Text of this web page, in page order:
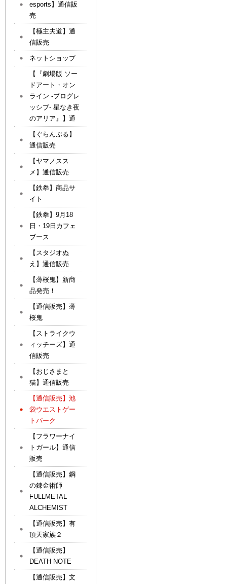
esports】通信販
売
【極主夫道】通
信販売
ネットショップ
【『劇場版 ソー
ドアート・オン
ライン -プログレ
ッシブ- 星なき夜
のアリア』】通
【ぐらんぶる】
通信販売
【ヤマノスス
メ】通信販売
【鉄拳】商品サ
イト
【鉄拳】9月18
日・19日カフェ
ブース
【スタジオぬ
え】通信販売
【薄桜鬼】新商
品発売！
【通信販売】薄
桜鬼
【ストライクウ
ィッチーズ】通
信販売
【おじさまと
猫】通信販売
【通信販売】池
袋ウエストゲー
トパーク
【フラワーナイ
トガール】通信
販売
【通信販売】鋼
の錬金術師
FULLMETAL
ALCHEMIST
【通信販売】有
頂天家族２
【通信販売】
DEATH NOTE
【通信販売】文